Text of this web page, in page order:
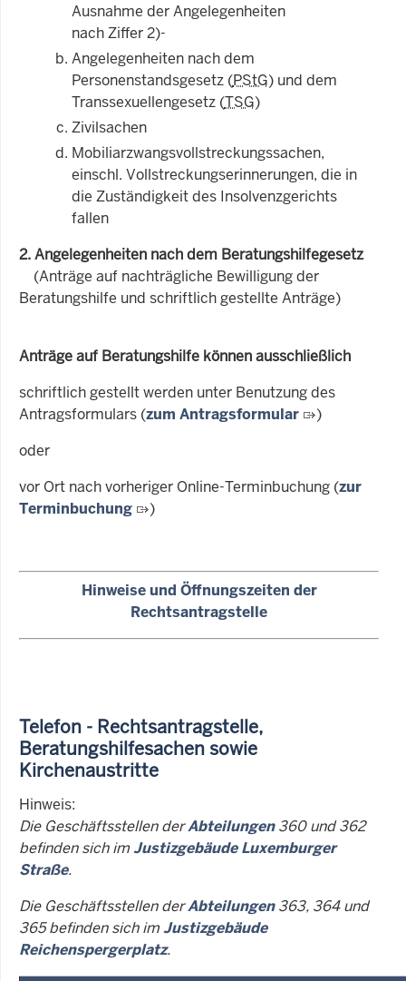
Ausnahme der Angelegenheiten
nach Ziffer 2)-
Angelegenheiten nach dem
Personenstandsgesetz (PStG) und dem
Transsexuellengesetz (TSG)
Zivilsachen
Mobiliarzwangsvollstreckungssachen,
einschl. Vollstreckungserinnerungen, die in
die Zuständigkeit des Insolvenzgerichts
fallen
2. Angelegenheiten nach dem Beratungshilfegesetz
(Anträge auf nachträgliche Bewilligung der
Beratungshilfe und schriftlich gestellte Anträge)
Anträge auf Beratungshilfe können ausschließlich
schriftlich gestellt werden unter Benutzung des
Antragsformulars (zum Antragsformular
)
oder
vor Ort nach vorheriger Online-Terminbuchung (zur
Terminbuchung
)
Hinweise und Öffnungszeiten der
Rechtsantragstelle
Telefon - Rechtsantragstelle,
Beratungshilfesachen sowie
Kirchenaustritte
Hinweis:
Die Geschäftsstellen derAbteilungen360 und 362
befinden sich imJustizgebäude Luxemburger
Straße.
Die Geschäftsstellen derAbteilungen363, 364 und
365 befinden sich imJustizgebäude
Reichenspergerplatz.